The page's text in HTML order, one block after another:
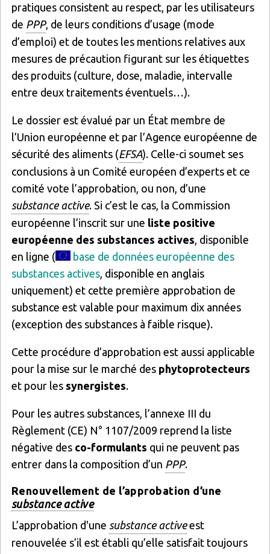
pratiques consistent au respect, par les utilisateurs
de PPP, de leurs conditions d’usage (mode
d’emploi) et de toutes les mentions relatives aux
mesures de précaution figurant sur les étiquettes
des produits (culture, dose, maladie, intervalle
entre deux traitements éventuels…).
Le dossier est évalué par un État membre de
l’Union européenne et par l’Agence européenne de
sécurité des aliments (EFSA). Celle-ci soumet ses
conclusions à un Comité européen d’experts et ce
comité vote l’approbation, ou non, d’une
substance active. Si c’est le cas, la Commission
européenne l’inscrit sur une liste positive
européenne des substances actives , disponible
en ligne (
base de données européenne des
substances actives , disponible en anglais
uniquement) et cette première approbation de
substance est valable pour maximum dix années
(exception des substances à faible risque).
Cette procédure d’approbation est aussi applicable
pour la mise sur le marché des phytoprotecteurs
et pour les synergistes.
Pour les autres substances, l’annexe III du
Règlement (CE) N° 1107/2009 reprend la liste
négative des co-formulants qui ne peuvent pas
entrer dans la composition d’un PPP.
Renouvellement de l’approbation d’une
substance active
L’approbation d'une substance activeest
renouvelée s’il est établi qu’elle satisfait toujours